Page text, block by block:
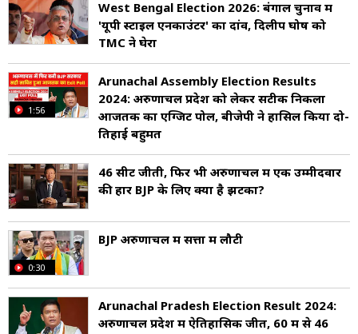
West Bengal Election 2026: बंगाल चुनाव में
'यूपी स्टाइल एनकाउंटर' का दांव, दिलीप घोष को
TMC ने घेरा
1:56
Arunachal Assembly Election Results
2024: अरुणाचल प्रदेश को लेकर सटीक निकला
आजतक का एग्जिट पोल, बीजेपी ने हासिल किया दो-
तिहाई बहुमत
46 सीटें जीती, फिर भी अरुणाचल में एक उम्मीदवार
की हार BJP के लिए क्यों है झटका?
0:30
BJP अरुणाचल में सत्ता में लौटी
Arunachal Pradesh Election Result 2024:
अरुणाचल प्रदेश में ऐतिहासिक जीत, 60 में से 46